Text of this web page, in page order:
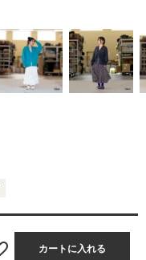
カートに入れる